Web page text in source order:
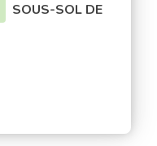
SOUS-SOL DE